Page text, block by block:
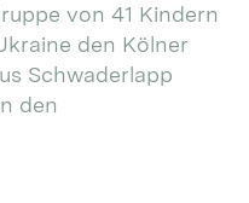
von 41 Kindern
den Kölner
Schwaderlapp
den